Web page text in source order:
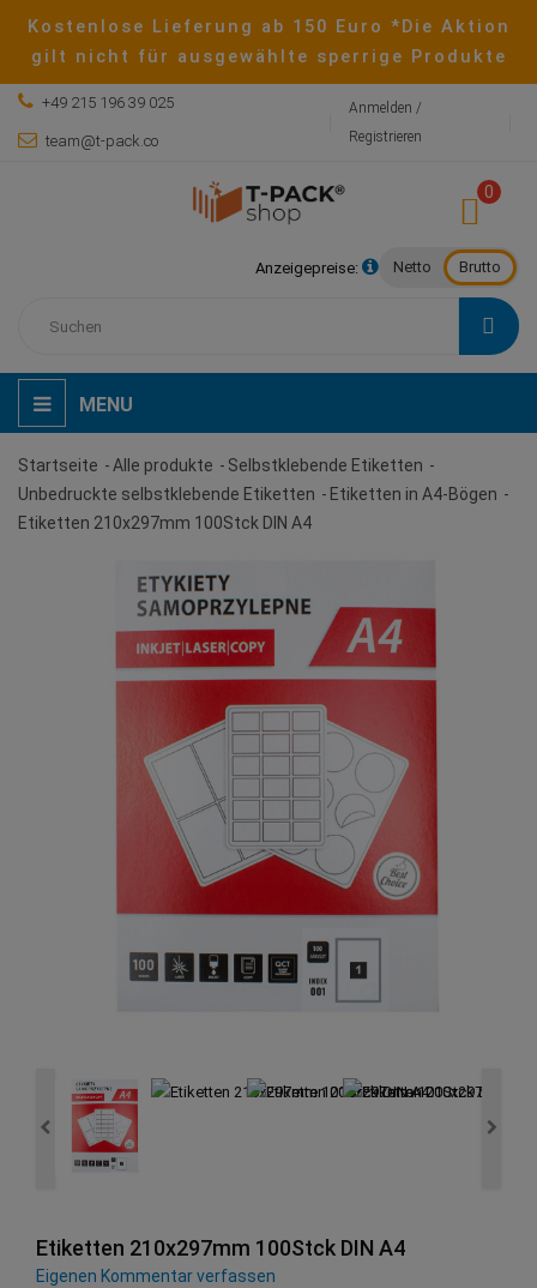
Kostenlose Lieferung ab 150 Euro *Die Aktion
gilt nicht für ausgewählte sperrige Produkte
+49 215 196 39 025
team@t-pack.co
Anmelden /
Registrieren
Anzeigepreise: Netto Brutto
0
MENU
Startseite Alle produkte
Selbstklebende Etiketten
Unbedruckte selbstklebende Etiketten
Etiketten in A4-Bögen
Etiketten 210x297mm 100Stck DIN A4
Etiketten 210x297mm 100Stck DIN A4
Eigenen Kommentar verfassen